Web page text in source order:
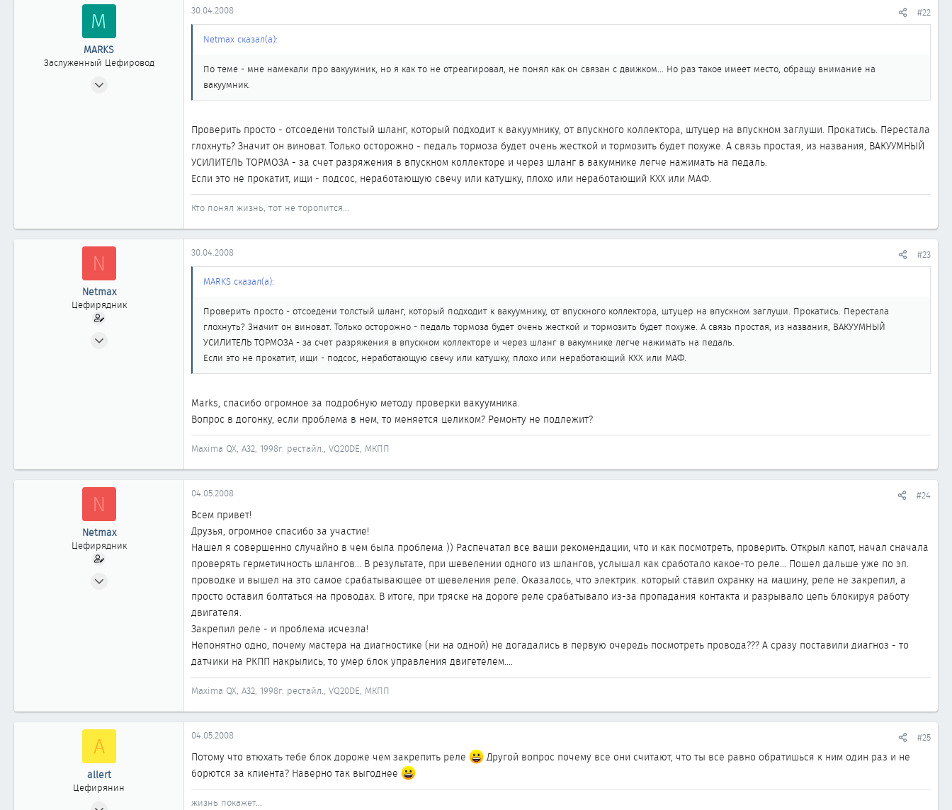
M
MARKS
Заслуженный Цефировод
30.04.2008 #22
Netmax сказал(а):
По теме - мне намекали про вакуумник, но я как то не отреагировал, не понял как он связан с движком... Но раз такое имеет место, обращу внимание на
вакуумник.
Проверить просто - отсоедени толстый шланг, который подходит к вакуумнику, от впускного коллектора, штуцер на впускном заглуши. Прокатись. Перестала
глохнуть? Значит он виноват. Только осторожно - педаль тормоза будет очень жесткой и тормозить будет похуже. А связь простая, из названия, ВАКУУМНЫЙ
УСИЛИТЕЛЬ ТОРМОЗА - за счет разряжения в впускном коллекторе и через шланг в вакумнике легче нажимать на педаль.
Если это не прокатит, ищи - подсос, неработающую свечу или катушку, плохо или неработающий КХХ или МАФ.
Кто понял жизнь, тот не торопится...
N
Netmax
Цефирядник
30.04.2008 #23
MARKS сказал(а):
Проверить просто - отсоедени толстый шланг, который подходит к вакуумнику, от впускного коллектора, штуцер на впускном заглуши. Прокатись. Перестала
глохнуть? Значит он виноват. Только осторожно - педаль тормоза будет очень жесткой и тормозить будет похуже. А связь простая, из названия, ВАКУУМНЫЙ
УСИЛИТЕЛЬ ТОРМОЗА - за счет разряжения в впускном коллекторе и через шланг в вакумнике легче нажимать на педаль.
Если это не прокатит, ищи - подсос, неработающую свечу или катушку, плохо или неработающий КХХ или МАФ.
Marks, спасибо огромное за подробную методу проверки вакуумника.
Вопрос в догонку, если проблема в нем, то меняется целиком? Ремонту не подлежит?
Maxima QX, A32, 1998г. рестайл., VQ20DE, МКПП
N
Netmax
Цефирядник
04.05.2008 #24
Всем привет!
Друзья, огромное спасибо за участие!
Нашел я совершенно случайно в чем была проблема )) Распечатал все ваши рекомендации, что и как посмотреть, проверить. Открыл капот, начал сначала
проверять герметичность шлангов... В результате, при шевелении одного из шлангов, услышал как сработало какое-то реле... Пошел дальше уже по эл.
проводке и вышел на это самое срабатывающее от шевеления реле. Оказалось, что электрик. который ставил охранку на машину, реле не закрепил, а
просто оставил болтаться на проводах. В итоге, при тряске на дороге реле срабатывало из-за пропадания контакта и разрывало цепь блокируя работу
двигателя.
Закрепил реле - и проблема исчезла!
Непонятно одно, почему мастера на диагностике (ни на одной) не догадались в первую очередь посмотреть провода??? А сразу поставили диагноз - то
датчики на РКПП накрылись, то умер блок управления двигетелем....
Maxima QX, A32, 1998г. рестайл., VQ20DE, МКПП
A
allert
Цефирянин
04.05.2008 #25
Потому что втюхать тебе блок дороже чем закрепить реле
Другой вопрос почему все они считают, что ты все равно обратишься к ним один раз и не
борются за клиента? Наверно так выгоднее
жизнь покажет...